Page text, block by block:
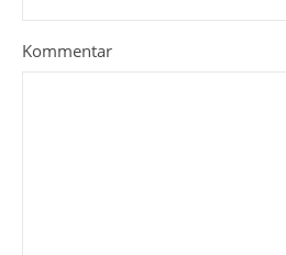
Kommentar